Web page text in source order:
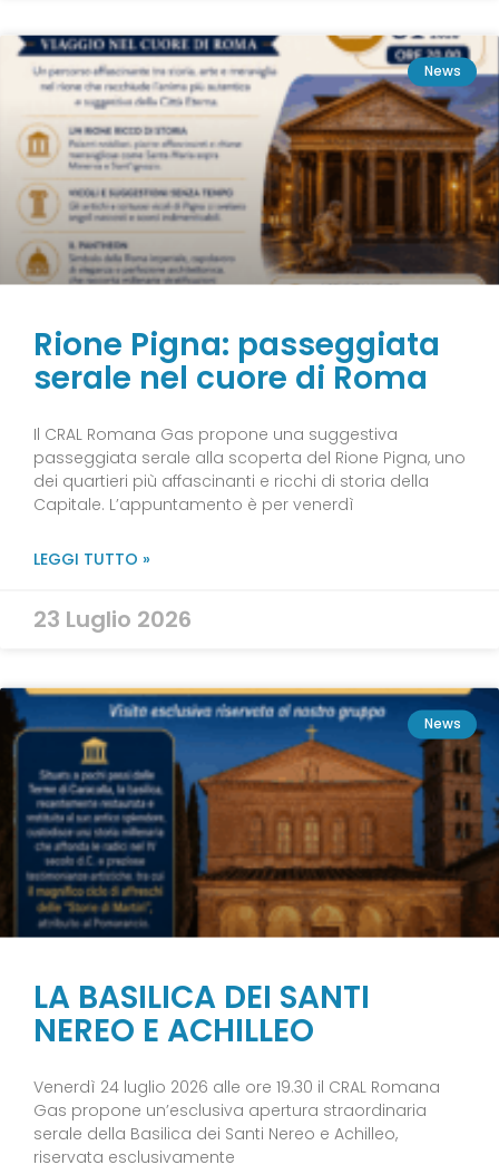
News
Rione Pigna: passeggiata
serale nel cuore di Roma
Il CRAL Romana Gas propone una suggestiva
passeggiata serale alla scoperta del Rione Pigna, uno
dei quartieri più affascinanti e ricchi di storia della
Capitale. L’appuntamento è per venerdì
LEGGI TUTTO »
23 Luglio 2026
News
LA BASILICA DEI SANTI
NEREO E ACHILLEO
Venerdì 24 luglio 2026 alle ore 19.30 il CRAL Romana
Gas propone un’esclusiva apertura straordinaria
serale della Basilica dei Santi Nereo e Achilleo,
riservata esclusivamente